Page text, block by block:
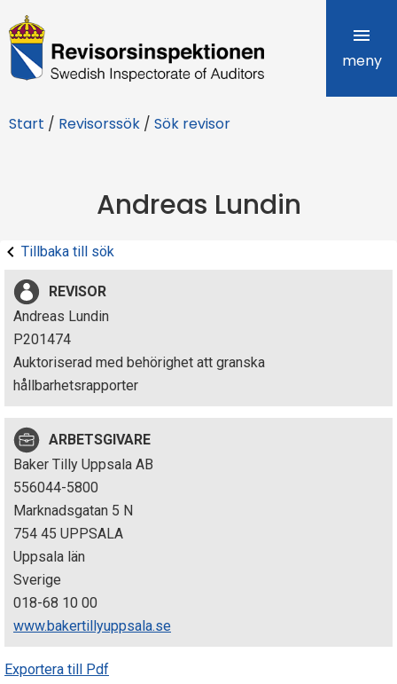
R
e
i
r
s
i
n
s
p
e
k
t
i
o
n
e
meny
Start / Revisorssök / Sök revisor
Andreas Lundin
Tillbaka till sök
REVISOR
Andreas Lundin
P201474
Auktoriserad med behörighet att granska
hållbarhetsrapporter
ARBETSGIVARE
Baker Tilly Uppsala AB
556044-5800
Marknadsgatan 5 N
754 45 UPPSALA
Uppsala län
Sverige
018-68 10 00
www.bakertillyuppsala.se
Exportera till Pdf